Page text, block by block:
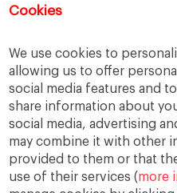
Cookies
We use cookies to
allowing us to offer
social media features and
share information about
social media, advertising
may combine it with other
provided to them or that
use of their services (more
Enlaces
Cátedra de Empresa